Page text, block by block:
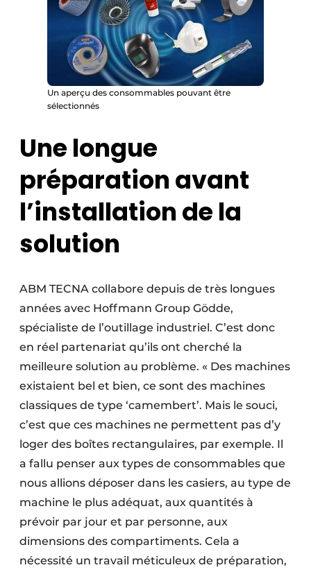
Un aperçu des consommables pouvant être
sélectionnés
Une longue
préparation avant
l’installation de la
solution
ABM TECNA collabore depuis de très longues
années avec Hoffmann Group Gödde,
spécialiste de l’outillage industriel. C’est donc
en réel partenariat qu’ils ont cherché la
meilleure solution au problème. « Des machines
existaient bel et bien, ce sont des machines
classiques de type ‘camembert’. Mais le souci,
c’est que ces machines ne permettent pas d’y
loger des boîtes rectangulaires, par exemple. Il
a fallu penser aux types de consommables que
nous allions déposer dans les casiers, au type de
machine le plus adéquat, aux quantités à
prévoir par jour et par personne, aux
dimensions des compartiments. Cela a
nécessité un travail méticuleux de préparation,